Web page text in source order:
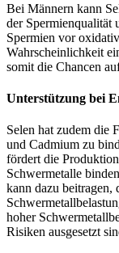
Bei Männern kann
der Spermienqualität
Spermien vor
Wahrscheinlichkeit
somit die Chancen
Unterstützung bei
Selen hat zudem die
und Cadmium zu
fördert die
Schwermetalle
kann dazu beitragen,
hoher
Risiken ausgesetzt